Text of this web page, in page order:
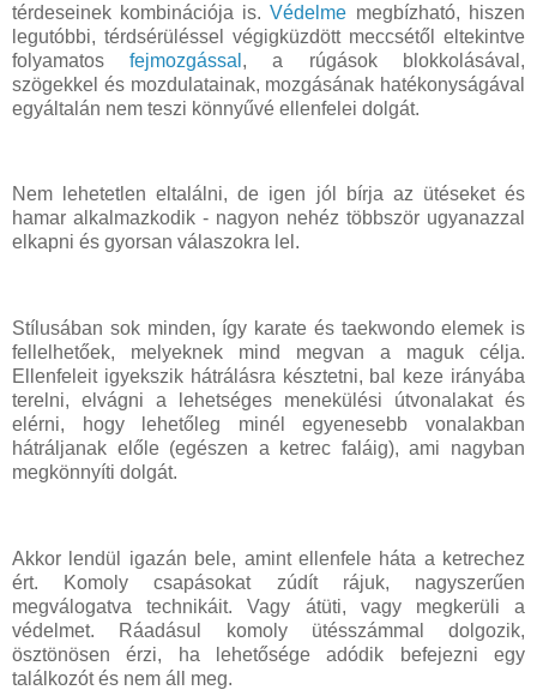
térdeseinek kombinációja is. Védelme megbízható, hiszen
legutóbbi, térdsérüléssel végigküzdött meccsétől eltekintve
folyamatos fejmozgással , a rúgások blokkolásával,
szögekkel és mozdulatainak, mozgásának hatékonyságával
egyáltalán nem teszi könnyűvé ellenfelei dolgát.
Nem lehetetlen eltalálni, de igen jól bírja az ütéseket és
hamar alkalmazkodik - nagyon nehéz többször ugyanazzal
elkapni és gyorsan válaszokra lel.
Stílusában sok minden, így karate és taekwondo elemek is
fellelhetőek, melyeknek mind megvan a maguk célja.
Ellenfeleit igyekszik hátrálásra késztetni, bal keze irányába
terelni, elvágni a lehetséges menekülési útvonalakat és
elérni, hogy lehetőleg minél egyenesebb vonalakban
hátráljanak előle (egészen a ketrec faláig), ami nagyban
megkönnyíti dolgát.
Akkor lendül igazán bele, amint ellenfele háta a ketrechez
ért. Komoly csapásokat zúdít rájuk, nagyszerűen
megválogatva technikáit. Vagy átüti, vagy megkerüli a
védelmet. Ráadásul komoly ütésszámmal dolgozik,
ösztönösen érzi, ha lehetősége adódik befejezni egy
találkozót és nem áll meg.